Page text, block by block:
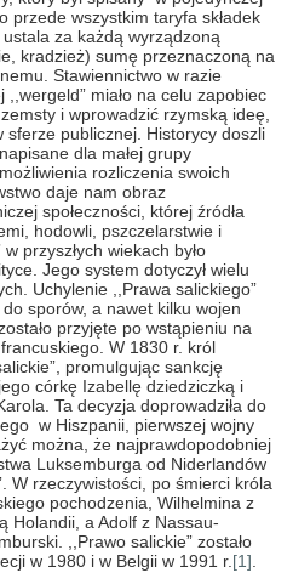
przede wszystkim taryfa składek
za każdą wyrządzoną
kradzież) sumę przeznaczoną na
Stawiennictwo w razie
miało na celu zapobiec
i wprowadzić rzymską ideę,
sferze publicznej. Historycy doszli
dla małej grupy
rozliczenia swoich
daje nam obraz
społeczności, której źródła
hodowli, pszczelarstwie i
przyszłych wiekach było
Jego system dotyczył wielu
Uchylenie ,,Prawa salickiego”
sporów, a nawet kilku wojen
przyjęte po wstąpieniu na
W 1830 r. król
promulgując sankcję
córkę Izabellę dziedziczką i
Ta decyzja doprowadziła do
w Hiszpanii, pierwszej wojny
można, że najprawdopodobniej
Luksemburga od Niderlandów
W rzeczywistości, po śmierci króla
pochodzenia, Wilhelmina z
Holandii, a Adolf z Nassau-
,,Prawo salickie” zostało
w 1980 i w Belgii w 1991 r. [1]